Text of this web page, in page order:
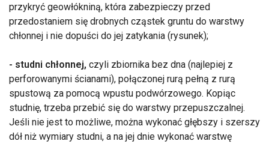
przykryć geowłókniną, która zabezpieczy przed
przedostaniem się drobnych cząstek gruntu do warstwy
chłonnej i nie dopuści do jej zatykania (rysunek);
- studni chłonnej, czyli zbiornika bez dna (najlepiej z
perforowanymi ścianami), połączonej rurą pełną z rurą
spustową za pomocą wpustu podwórzowego. Kopiąc
studnię, trzeba przebić się do warstwy przepuszczalnej.
Jeśli nie jest to możliwe, można wykonać głębszy i szerszy
dół niż wymiary studni, a na jej dnie wykonać warstwę